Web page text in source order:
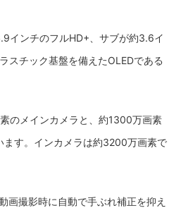
インチのフルHD+、サブが約3.6イ
スチック基盤を備えたOLEDである
のメインカメラと、約1300万画素
ます。インカメラは約3200万画素で
画撮影時に自動で手ぶれ補正を抑え